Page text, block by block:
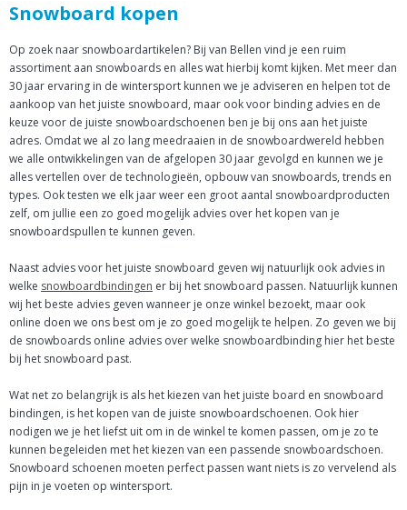
Snowboard kopen
Op zoek naar snowboardartikelen? Bij van Bellen vind je een ruim
assortiment aan snowboards en alles wat hierbij komt kijken. Met meer dan
30 jaar ervaring in de wintersport kunnen we je adviseren en helpen tot de
aankoop van het juiste snowboard, maar ook voor binding advies en de
keuze voor de juiste snowboardschoenen ben je bij ons aan het juiste
adres. Omdat we al zo lang meedraaien in de snowboardwereld hebben
we alle ontwikkelingen van de afgelopen 30 jaar gevolgd en kunnen we je
alles vertellen over de technologieën, opbouw van snowboards, trends en
types. Ook testen we elk jaar weer een groot aantal snowboardproducten
zelf, om jullie een zo goed mogelijk advies over het kopen van je
snowboardspullen te kunnen geven.
Naast advies voor het juiste snowboard geven wij natuurlijk ook advies in
welke snowboardbindingen er bij het snowboard passen. Natuurlijk kunnen
wij het beste advies geven wanneer je onze winkel bezoekt, maar ook
online doen we ons best om je zo goed mogelijk te helpen. Zo geven we bij
de snowboards online advies over welke snowboardbinding hier het beste
bij het snowboard past.
Wat net zo belangrijk is als het kiezen van het juiste board en snowboard
bindingen, is het kopen van de juiste snowboardschoenen. Ook hier
nodigen we je het liefst uit om in de winkel te komen passen, om je zo te
kunnen begeleiden met het kiezen van een passende snowboardschoen.
Snowboard schoenen moeten perfect passen want niets is zo vervelend als
pijn in je voeten op wintersport.